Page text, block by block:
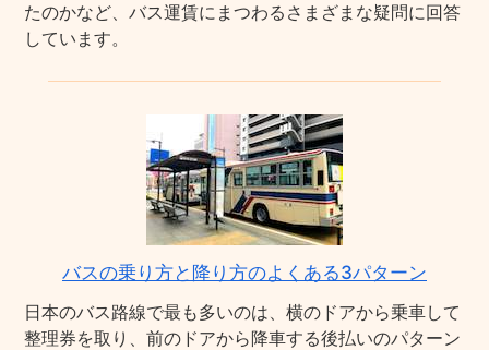
たのかなど、バス運賃にまつわるさまざまな疑問に回答
しています。
バスの乗り方と降り方のよくある3パターン
日本のバス路線で最も多いのは、横のドアから乗車して
整理券を取り、前のドアから降車する後払いのパターン